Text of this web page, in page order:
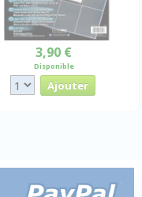
3,90 €
Disponible